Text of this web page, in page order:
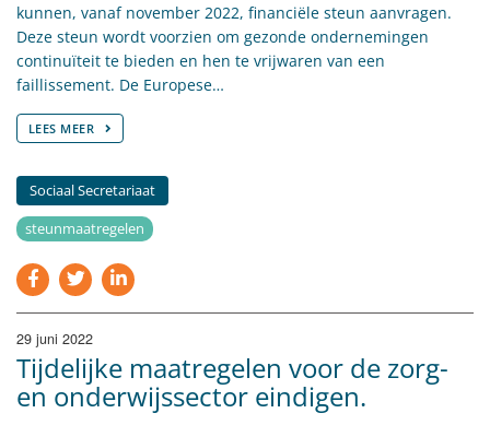
kunnen, vanaf november 2022, financiële steun aanvragen.
Deze steun wordt voorzien om gezonde ondernemingen
continuïteit te bieden en hen te vrijwaren van een
faillissement. De Europese…
LEES MEER
Sociaal Secretariaat
steunmaatregelen
29 juni 2022
Tijdelijke maatregelen voor de zorg-
en onderwijssector eindigen.